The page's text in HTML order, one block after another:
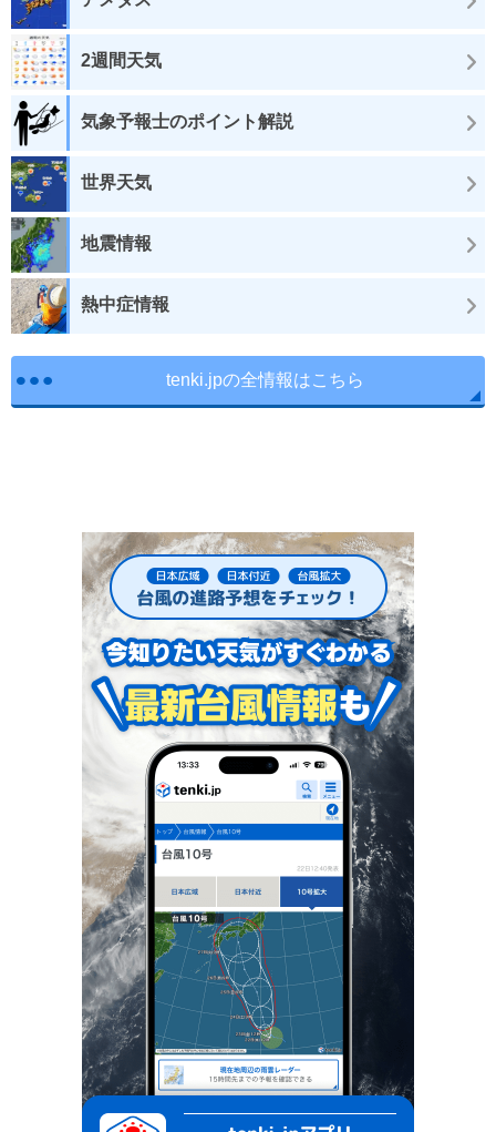
2週間天気
気象予報士のポイント解説
世界天気
地震情報
熱中症情報
tenki.jpの全情報はこちら